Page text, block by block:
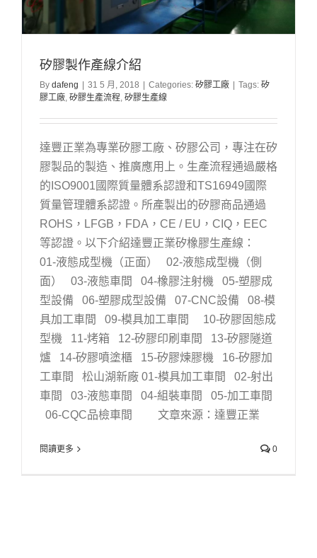
矽膠製作產線介紹
By dafeng 31 5 月, 2018 Categories: 矽膠工廠 Tags: 矽
膠工廠, 矽膠生產流程, 矽膠生產線
達豐正業為專業矽膠工廠、矽膠公司，專注在矽
膠製品的製造、推廣應用上。生產流程通過嚴格
的ISO9001國際質量體系認證和TS16949國際
質量管理體系認證。所產製出的矽膠商品通過
ROHS，LFGB，FDA，CE / EU，CIQ，EEC
等認證。以下介紹達豐正業矽橡膠生產線：
01-液態成型機（正面） 02-液態成型機（側
面） 03-液態車間 04-橡膠注射機 05-塑膠成
型設備 06-塑膠成型設備 07-CNC設備 08-模
具加工車間 09-模具加工車間 10-矽膠固態成
型機 11-烤箱 12-矽膠印刷車間 13-矽膠隧道
爐 14-矽膠噴塗櫃 15-矽膠煉膠機 16-矽膠加
工車間 松山湖新廠 01-模具加工車間 02-射出
車間 03-液態車間 04-組裝車間 05-加工車間
06-CQC品檢車間 文章來源：達豐正業
閱讀更多 0